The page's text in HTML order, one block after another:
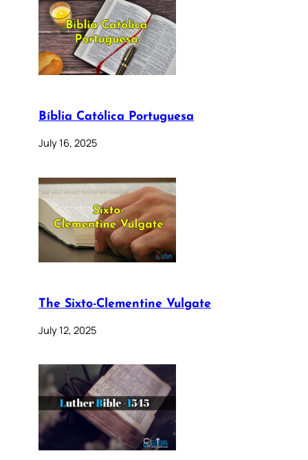
Bíblia Católica Portuguesa
July 16, 2025
The Sixto-Clementine Vulgate
July 12, 2025